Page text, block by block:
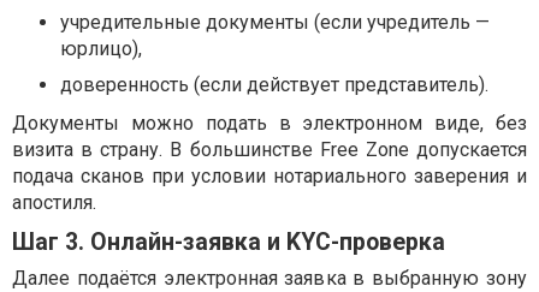
учредительные документы (если учредитель —
юрлицо),
доверенность (если действует представитель).
Документы можно подать в электронном виде, без
визита в страну. В большинстве Free Zone допускается
подача сканов при условии нотариального заверения и
апостиля.
Шаг 3. Онлайн-заявка и KYC-проверка
Далее подаётся электронная заявка в выбранную зону